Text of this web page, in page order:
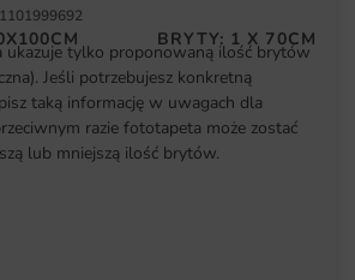
BRYTY: 1 X 70CM
ukazuje tylko proponowaną ilość brytów
Jeśli potrzebujesz konkretną
taką informację w uwagach dla
razie fototapeta może zostać
lub mniejszą ilość brytów.